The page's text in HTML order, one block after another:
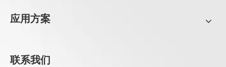
应用方案
联系我们